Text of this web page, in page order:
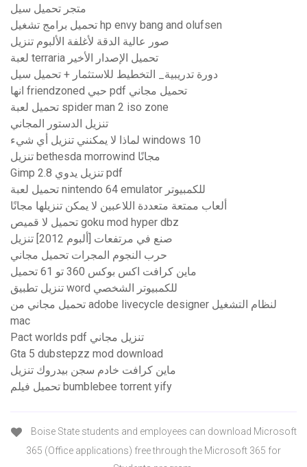
متجر تحميل سيل
تحميل برامج تشغيل hp envy bang and olufsen
صور عالية الدقة لأغلفة الألبوم تنزيل
لعبة terraria تحميل الإصدار الأخير
دورة تدريبية_ التخطيط للاستثمار + تحميل سيل
انها friendzoned حبي pdf تحميل مجاني
تحميل لعبة spider man 2 iso zone
تنزيل الدستور المجاني
لماذا لا يمكنني تنزيل أي شيء windows 10
تنزيل bethesda morrowind مجانًا
Gimp 2.8 تنزيل يدوي pdf
تحميل لعبة nintendo 64 emulator للكمبيوتر
ألعاب ممتعة متعددة اللاعبين لا يمكن تنزيلها مجانًا
تحميل لا قميص goku mod hyper dbz
صنع في مرتفعات [ألبوم 2012] تنزيل
حرب النجوم المجرات تحميل مجاني
ماين كرافت اكس بوكس ​​360 تو 61 تحميل
تنزيل تطبيق word للكمبيوتر الشخصي
تحميل مجاني من adobe livecycle designer لنظام التشغيل
mac
Pact worlds pdf تنزيل مجاني
Gta 5 dubstepzz mod download
ماين كرافت خادم سجن بيدروك تنزيل
تحميل فيلم bumblebee torrent yify
Boise State students and employees can download Microsoft
365 (Office applications) free through the Microsoft 365 for